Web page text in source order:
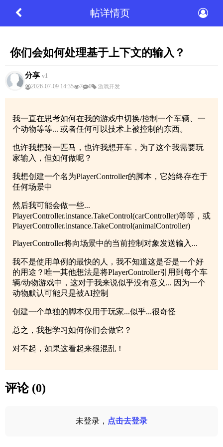
帖详情页
你们会如何处理基于上下文的输入？
分享 v1
2026-07-09 14:35
7 0 游戏开发
我一直在思考如何在我的游戏中切换/控制一个车辆、一
个动物等等... 或者任何可以技术上被控制的东西。
也许我想骑一匹马，也许我想开车，为了这个我需要玩
家输入，但如何做呢？
我想创建一个名为PlayerController的脚本，它始终存在于
任何场景中
然后我可能会做一些...
PlayerController.instance.TakeControl(carController)等等，或
PlayerController.instance.TakeControl(animalController)
PlayerController将向场景中的当前控制对象发送输入...
我不是使用单例的最快的人，我不知道这是否是一个好
的用途？唯一其他想法是将PlayerController引用到每个车
辆/动物游戏中，这对于我来说似乎没有意义... 因为一个
动物默认可能只是被AI控制
创建一个单独的脚本仅用于玩家...似乎...很奇怪
总之，我想学习如何你们会做它？
对不起，如果这看起来很混乱！
评论 (0)
未登录， 点击去登录